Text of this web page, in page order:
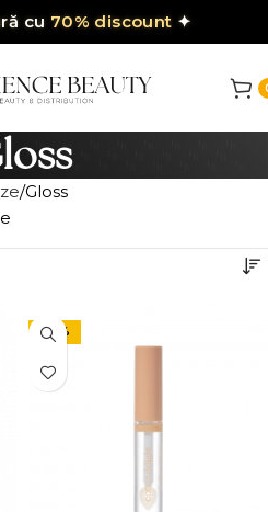
cu 70% discount ✦
Gloss
-24%